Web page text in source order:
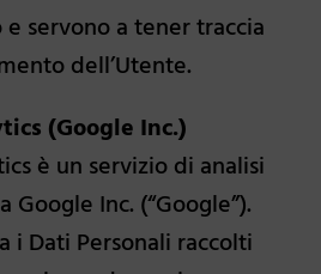
servono a tener traccia
dell’Utente.
(Google Inc.)
è un servizio di analisi
Inc. (“Google”).
i Dati Personali raccolti